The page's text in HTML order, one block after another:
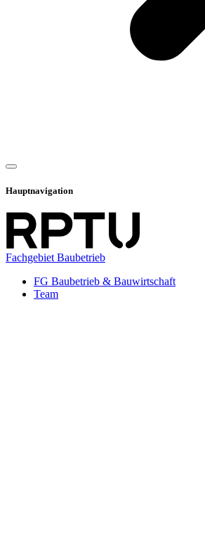
Hauptnavigation
Fachgebiet Baubetrieb
FG Baubetrieb & Bauwirtschaft
Team